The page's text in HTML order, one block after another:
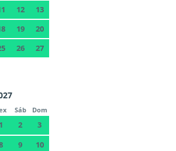
12
13
19
20
26
27
Sáb Dom
1 2
3
9
10